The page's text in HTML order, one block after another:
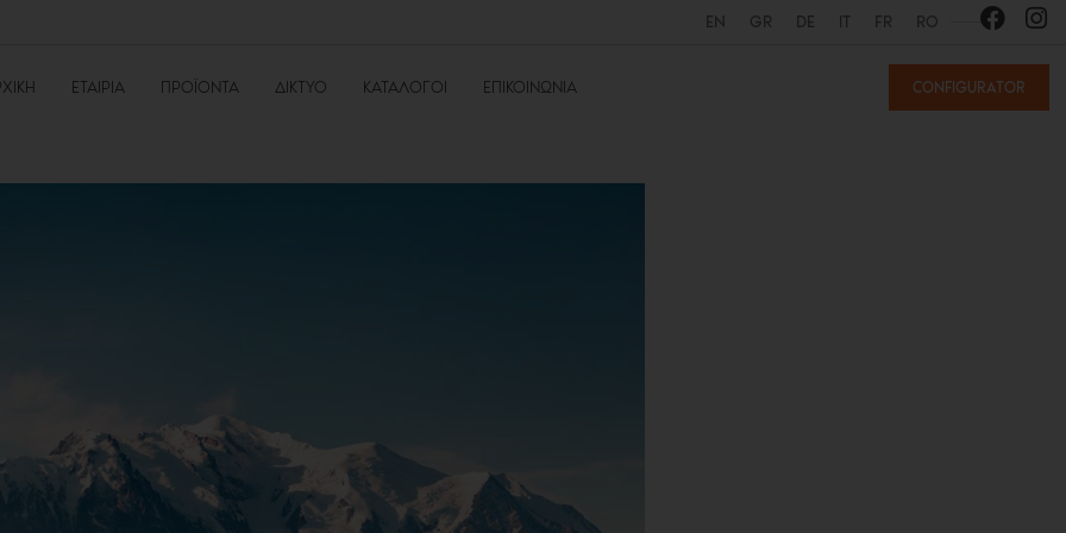
EN GR DE IT FR RO
ΕΤΑΙΡΊΑ ΠΡΟΪΌΝΤΑ ΔΊΚΤΥΟ ΚΑΤΆΛΟΓΟΙ ΕΠΙΚΟΙΝΩΝΊΑ CONFIGURATOR